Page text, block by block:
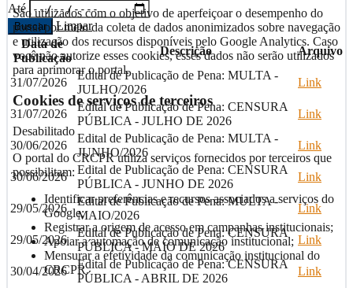
Até
Buscar
Limpar
Data de
Publicação
Descrição Arquivo
31/07/2026
Edital de Publicação de Pena: MULTA -
JULHO/2026
Link
31/07/2026
Edital de Publicação de Pena: CENSURA
PÚBLICA - JULHO DE 2026
Link
30/06/2026
Edital de Publicação de Pena: MULTA -
JUNHO/2026
Link
30/06/2026
Edital de Publicação de Pena: CENSURA
PÚBLICA - JUNHO DE 2026
Link
29/05/2026
Edital de Publicação de Pena: MULTA -
MAIO/2026
Link
29/05/2026
Edital de Publicação de Pena: CENSURA
PÚBLICA - MAIO DE 2026
Link
30/04/2026
Edital de Publicação de Pena: CENSURA
PÚBLICA - ABRIL DE 2026
Link
São utilizados com o objetivo de aperfeiçoar o desempenho do
portal por meio da coleta de dados anonimizados sobre navegação
e utilização dos recursos disponíveis pelo Google Analytics. Caso
você não autorize esses cookies, esses dados não serão utilizados
para aprimorar o portal.
Cookies de serviços de terceiros
Desabilitado
O portal do CRCPR utiliza serviços fornecidos por terceiros que
possibilitam:
Identificar preferências e recursos associados a serviços do
Google;
Registrar a origem de acesso em campanhas institucionais;
Apoiar a automação de comunicação institucional;
Mensurar a efetividade da comunicação institucional do
CRCPR.